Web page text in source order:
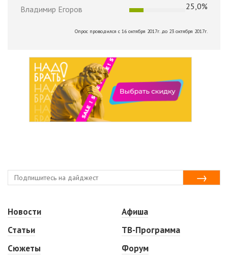
Владимир Егоров 25,0%
Опрос проводился с 16 октября 2017г. до 23 октября 2017г.
Новости
Статьи
Сюжеты
Афиша
ТВ-Программа
Форум